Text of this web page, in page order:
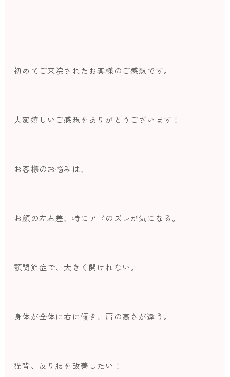
初めてご来院されたお客様のご感想です。
大変嬉しいご感想をありがとうございます！
お客様のお悩みは、
お顔の左右差、特にアゴのズレが気になる。
顎関節症で、大きく開けれない。
身体が全体に右に傾き、肩の高さが違う。
猫背、反り腰を改善したい！